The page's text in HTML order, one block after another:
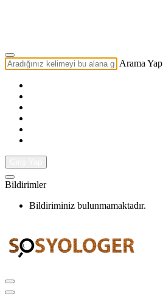
Arama Yap
Bildirimler
Bildiriminiz bulunmamaktadır.